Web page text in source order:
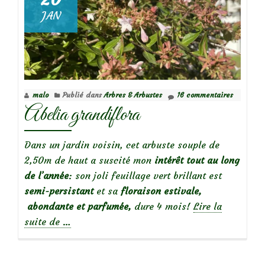
vivace
au
feuillage
persistant
JAN
malo Publié dansArbres & Arbustes 16 commentaires
Abelia grandiflora
Dans un jardin voisin, cet arbuste souple de
2,50m de haut a suscité mon intérêt tout au long
de l’année: son joli feuillage vert brillant est
semi-persistantet sa floraison estivale,
abondante et parfumée, dure 4 mois! Lire la
suite de à
…